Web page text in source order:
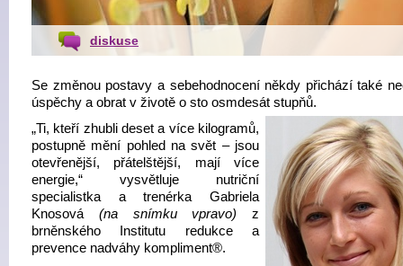
diskuse
Se změnou postavy a sebehodnocení někdy přichází také
úspěchy a obrat v životě o sto osmdesát stupňů.
„Ti, kteří zhubli deset a více kilogramů,
postupně mění pohled na svět – jsou
otevřenější, přátelštější, mají více
energie,“ vysvětluje nutriční
specialistka a trenérka Gabriela
Knosová (na snímku vpravo) z
brněnského Institutu redukce a
prevence nadváhy kompliment®.